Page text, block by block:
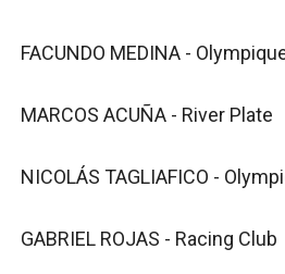
FACUNDO MEDINA -
MARCOS ACUÑA - River Plate
NICOLÁS TAGLIAFICO -
GABRIEL ROJAS - Racing Club